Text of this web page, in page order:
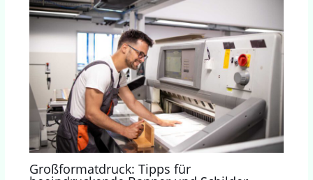
Großformatdruck: Tipps für